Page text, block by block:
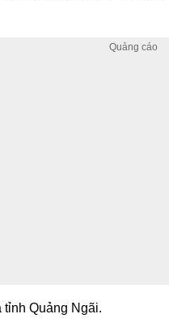
Quảng Ngãi.